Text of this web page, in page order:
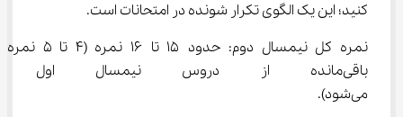
کنید؛ این یک الگوی تکرار شونده در امتحانات است.
نمره کل نیمسال دوم: حدود ۱۵ تا ۱۶ نمره (۴ تا ۵ نمره
باقی‌مانده از دروس نیمسال
می‌شود).